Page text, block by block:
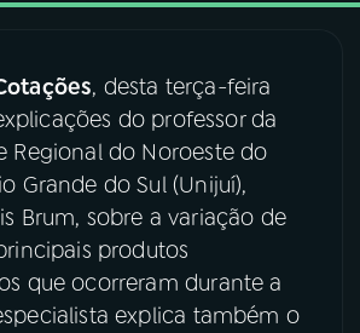
, desta terça-feira
do professor da
Regional do Noroeste do
Grande do Sul (Unijuí),
Brum, sobre a variação de
produtos
que ocorreram durante a
explica também o